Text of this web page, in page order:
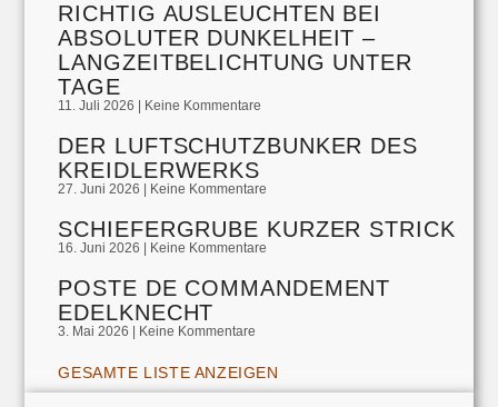
RICHTIG AUSLEUCHTEN BEI
ABSOLUTER DUNKELHEIT –
LANGZEITBELICHTUNG UNTER
TAGE
11. Juli 2026 Keine Kommentare
DER LUFTSCHUTZBUNKER DES
KREIDLERWERKS
27. Juni 2026 Keine Kommentare
SCHIEFERGRUBE KURZER STRICK
16. Juni 2026 Keine Kommentare
POSTE DE COMMANDEMENT
EDELKNECHT
3. Mai 2026 Keine Kommentare
GESAMTE LISTE ANZEIGEN